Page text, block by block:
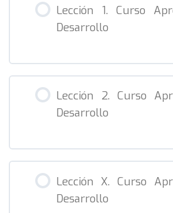
Lección 1. Curso
Desarrollo
Lección 2. Curso
Desarrollo
Lección X. Curso
Desarrollo